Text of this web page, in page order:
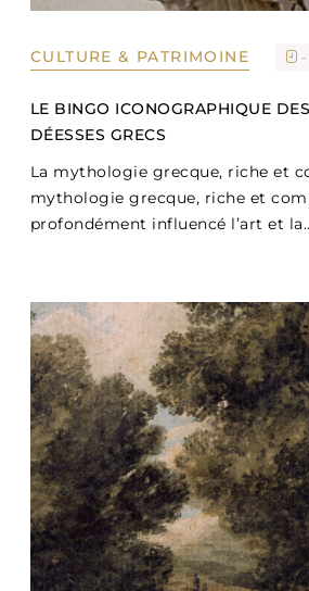
CULTURE & PATRIMOINE
LE BINGO ICONOGRAPHIQUE
DÉESSES GRECS
La mythologie grecque, riche et
mythologie grecque, riche et
profondément influencé l’art et